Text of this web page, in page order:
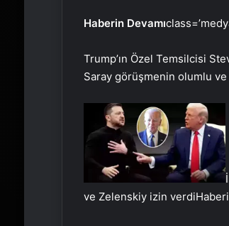
Haberin Devamı
Trump’ın Özel Temsilcisi
Saray görüşmenin olumlu ve
ve Zelenskiy izin verdi